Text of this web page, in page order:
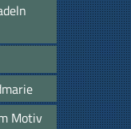
Motiv